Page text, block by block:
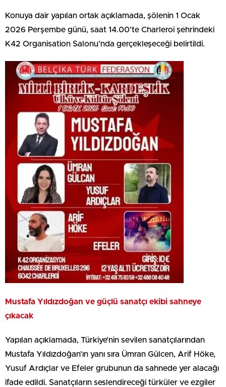
Konuya dair yapılan ortak açıklamada, şölenin 1 Ocak
2026 Perşembe günü, saat 14.00’te Charleroi şehrindeki
K42 Organisation Salonu’nda gerçekleşeceği belirtildi.
Mustafa Yıldızdoğan ve güçlü sanatçı ekibi sahneye
çıkacak
Yapılan açıklamada, Türkiye’nin sevilen sanatçılarından
Mustafa Yıldızdoğan’ın yanı sıra Ümran Gülcen, Arif Höke,
Yusuf Ardıçlar ve Efeler grubunun da sahnede yer alacağı
ifade edildi. Sanatçıların seslendireceği türküler ve ezgiler